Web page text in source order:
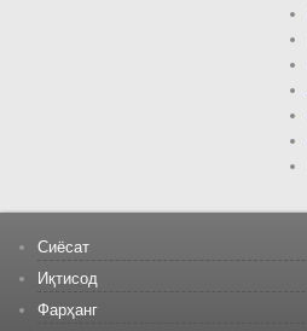
Сиёсат
Иқтисод
Фарҳанг